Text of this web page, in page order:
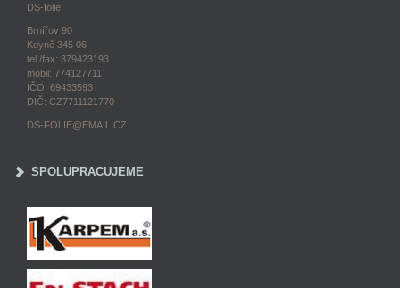
DS-folie
Brnířov 90
Kdyně 345 06
tel./fax: 379423193
mobil: 774127711
IČO: 69433593
DIČ: CZ7711121770
DS-FOLIE@EMAIL.CZ
SPOLUPRACUJEME